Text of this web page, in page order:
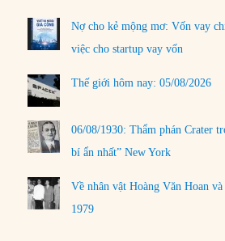
Nợ cho kẻ mộng mơ: Vốn vay
việc cho startup vay vốn
Thế giới hôm nay: 05/08/2026
06/08/1930: Thẩm phán Crater
bí ẩn nhất” New York
Về nhân vật Hoàng Văn Hoan
1979